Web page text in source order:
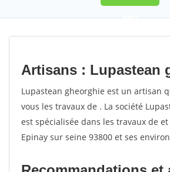
votes
Artisans : Lupastean
Lupastean gheorghie est un artisan
vous les travaux de . La société
est spécialisée dans les travaux de
Epinay sur seine 93800 et ses